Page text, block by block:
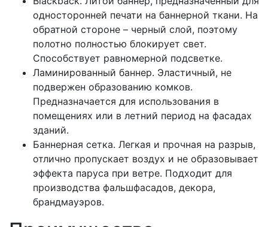
односторонней печати на баннерной ткани. На
обратной стороне – черный слой, поэтому
полотно полностью блокирует свет.
Способствует равномерной подсветке.
Ламинированный баннер. Эластичный, не
подвержен образованию комков.
Предназначается для использования в
помещениях или в летний период на фасадах
зданий.
Баннерная сетка. Легкая и прочная на разрыв,
отлично пропускает воздух и не образовывает
эффекта паруса при ветре. Подходит для
производства фальшфасадов, декора,
брандмауэров.